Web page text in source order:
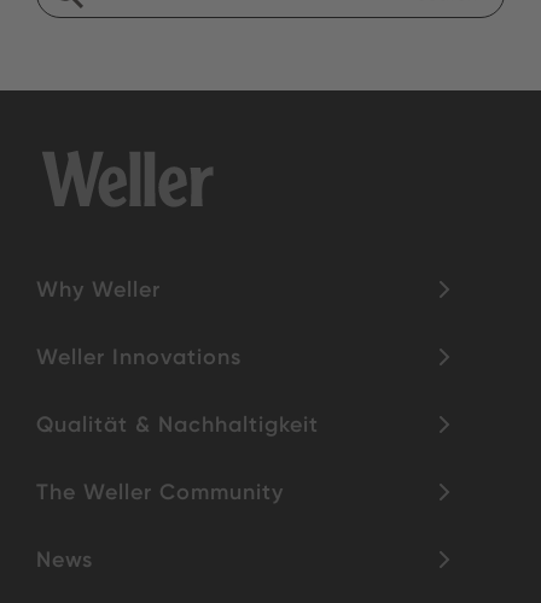
Why Weller
Weller Innovations
Qualität & Nachhaltigkeit
The Weller Community
News